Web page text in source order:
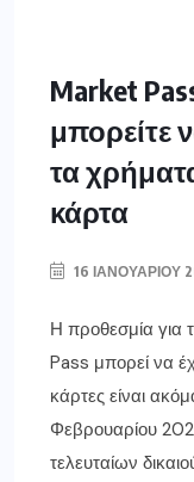
Market
μπορείτε
τα
κάρτα
16 ΙΑΝΟΥΑΡΊΟΥ
Η προθεσμία για
Pass μπορεί να
κάρτες είναι
Φεβρουαρίου
τελευταίων